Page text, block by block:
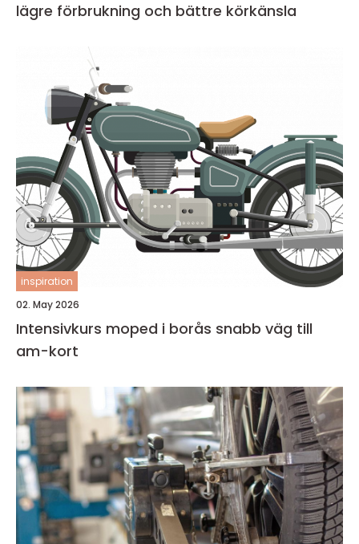
lägre förbrukning och bättre körkänsla
inspiration
02. May 2026
Intensivkurs moped i borås snabb väg till
am-kort